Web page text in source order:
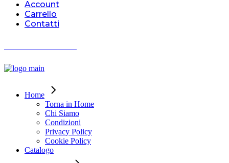
Account
Carrello
Contatti
Home
Torna in Home
Chi Siamo
Condizioni
Privacy Policy
Cookie Policy
Catalogo